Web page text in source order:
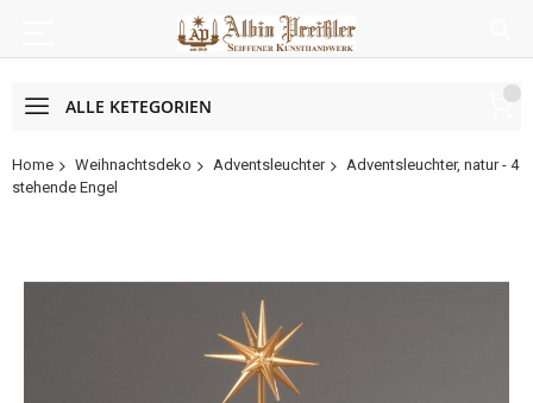
ALLE KETEGORIEN
Home Weihnachtsdeko Adventsleuchter
Adventsleuchter, natur - 4
stehende Engel